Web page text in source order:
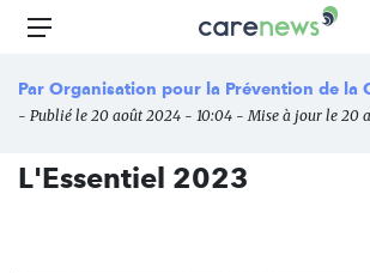
Aller
principal
Carenews,
média
des
de
l'engagement
Menu
Par Organisation pour la Prévention de la
- Publié le 20 août 2024 - 10:04 - Mise à jour le 20
L'Essentiel 2023